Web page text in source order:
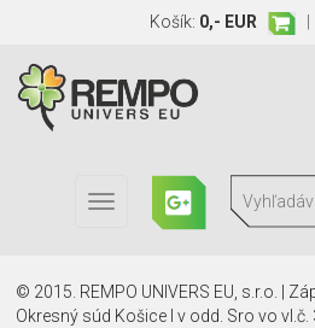
Košík: 0,- EUR |
Toggle
navigation
© 2015. REMPO UNIVERS EU, s.r.o. |
Okresný súd Košice I v odd. Sro vo